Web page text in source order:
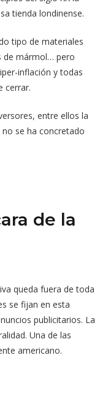
tienda londinense.
tipo de materiales
de mármol… pero
inflación y todas
cerrar.
entre ellos la
se ha concretado
de la
queda fuera de toda
se fijan en esta
publicitarios. La
Una de las
americano.